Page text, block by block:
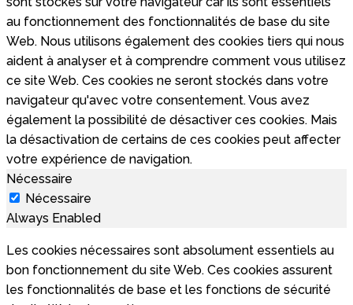
au fonctionnement des fonctionnalités de base du site
Web. Nous utilisons également des cookies tiers qui nous
aident à analyser et à comprendre comment vous utilisez
ce site Web. Ces cookies ne seront stockés dans votre
navigateur qu'avec votre consentement. Vous avez
également la possibilité de désactiver ces cookies. Mais
la désactivation de certains de ces cookies peut affecter
votre expérience de navigation.
Nécessaire
Nécessaire
Always Enabled
Les cookies nécessaires sont absolument essentiels au
bon fonctionnement du site Web. Ces cookies assurent
les fonctionnalités de base et les fonctions de sécurité